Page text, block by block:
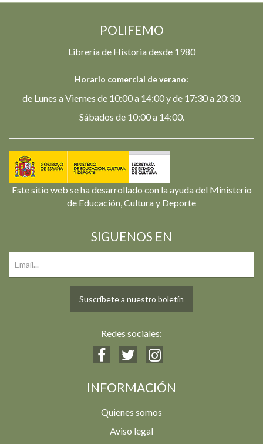
POLIFEMO
Librería de Historia desde 1980
Horario comercial de verano:
de Lunes a Viernes de 10:00 a 14:00 y de 17:30 a 20:30.
Sábados de 10:00 a 14:00.
Este sitio web se ha desarrollado con la ayuda del Ministerio
de Educación, Cultura y Deporte
SIGUENOS EN
Suscríbete a nuestro boletín
Redes sociales:
INFORMACIÓN
Quienes somos
Aviso legal